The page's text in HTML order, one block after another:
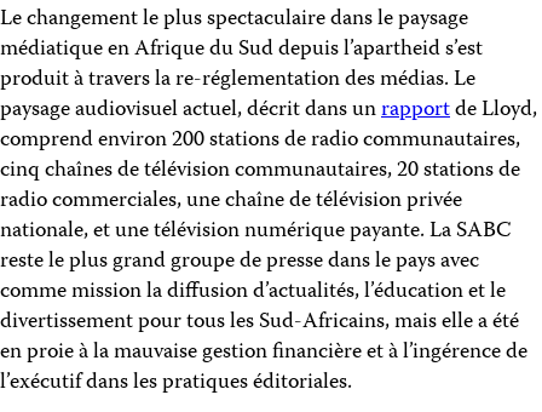
Le changement le plus spectaculaire dans le paysage
médiatique en Afrique du Sud depuis l’apartheid s’est
produit à travers la re-réglementation des médias. Le
paysage audiovisuel actuel, décrit dans unrapportde Lloyd,
comprend environ 200 stations de radio communautaires,
cinq chaînes de télévision communautaires, 20 stations de
radio commerciales, une chaîne de télévision privée
nationale, et une télévision numérique payante. La SABC
reste le plus grand groupe de presse dans le pays avec
comme mission la diffusion d’actualités, l’éducation et le
divertissement pour tous les Sud-Africains, mais elle a été
en proie à la mauvaise gestion financière et à l’ingérence de
l’exécutif dans les pratiques éditoriales.